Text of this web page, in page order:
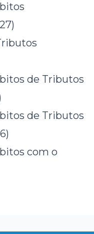
de Tributos
de Tributos
com o